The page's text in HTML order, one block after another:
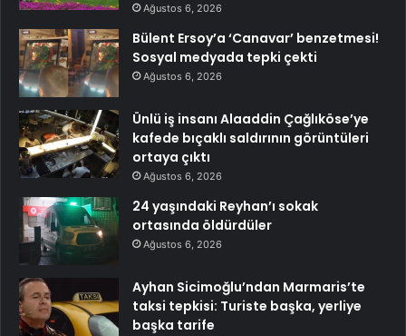
Ağustos 6, 2026
Bülent Ersoy’a ‘Canavar’ benzetmesi!
Sosyal medyada tepki çekti
Ağustos 6, 2026
Ünlü iş insanı Alaaddin Çağlıköse’ye
kafede bıçaklı saldırının görüntüleri
ortaya çıktı
Ağustos 6, 2026
24 yaşındaki Reyhan’ı sokak
ortasında öldürdüler
Ağustos 6, 2026
Ayhan Sicimoğlu’ndan Marmaris’te
taksi tepkisi: Turiste başka, yerliye
başka tarife